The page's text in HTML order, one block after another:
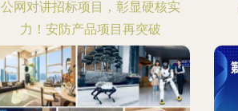
公网对讲招标项目，彰显硬核实
力！安防产品项目再突破